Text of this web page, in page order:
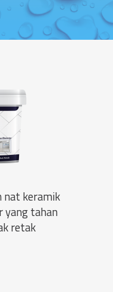
nat keramik
yang tahan
retak